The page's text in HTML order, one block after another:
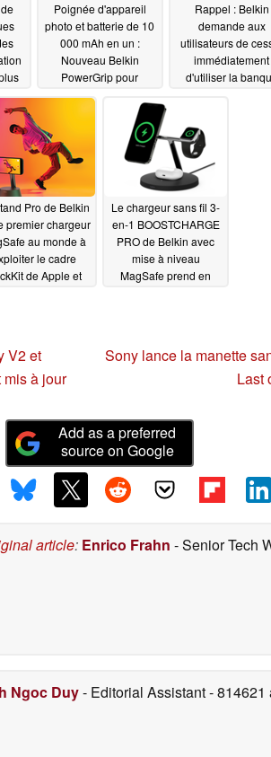
Poignée d'appareil
photo et batterie de 10
000 mAh en un :
Nouveau Belkin
PowerGrip pour
Rappel : Belkin
demande aux
utilisateurs de
immédiatement
d'utiliser la
Pro de Belkin
premier chargeur
au monde à
le cadre
de Apple et
Le chargeur sans fil 3-
en-1 BOOSTCHARGE
PRO de Belkin avec
mise à niveau
MagSafe prend en
V2 et
à jour
Sony lance la manette
Last
Add as a preferred
source on Google
article: Enrico Frahn - Senior Tech
Ngoc Duy- Editorial Assistant- 814621